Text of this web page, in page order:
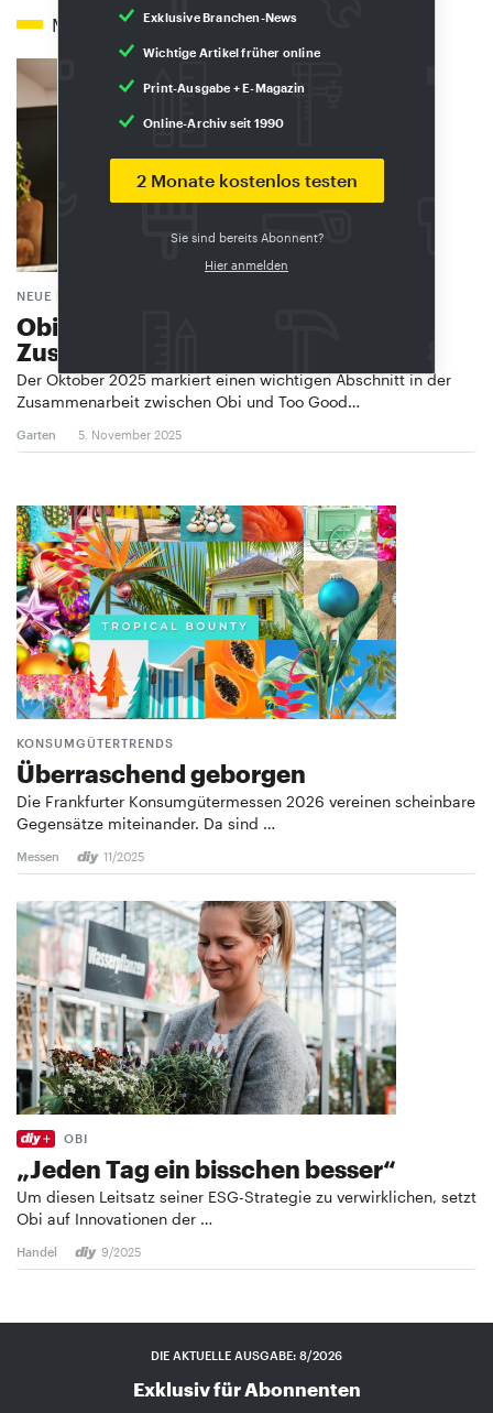
Exklusive Branchen-News
Wichtige Artikel früher online
Print-Ausgabe + E-Magazin
Online-Archiv seit 1990
2 Monate kostenlos testen
Sie sind bereits Abonnent?
Hier anmelden
Mehr zum Thema
​NEUE LÄNDER, NEUE ANGEBOTE
Obi und To Good To Go bauen
Zusammenarbeit aus
Der Oktober 2025 markiert einen wichtigen Abschnitt in der
Zusammenarbeit zwischen Obi und Too Good…
Garten 5. November 2025
KONSUMGÜTERTRENDS
Überraschend geborgen
Die Frankfurter Konsumgütermessen 2026 vereinen scheinbare
Gegensätze miteinander. Da sind …
Messen 11/2025
OBI
„Jeden Tag ein bisschen ­besser“
Um diesen Leitsatz seiner ESG-Strategie zu verwirklichen, setzt
Obi auf Innovationen der …
Handel 9/2025
DIE AKTUELLE AUSGABE: 8/2026
Exklusiv für Abonnenten